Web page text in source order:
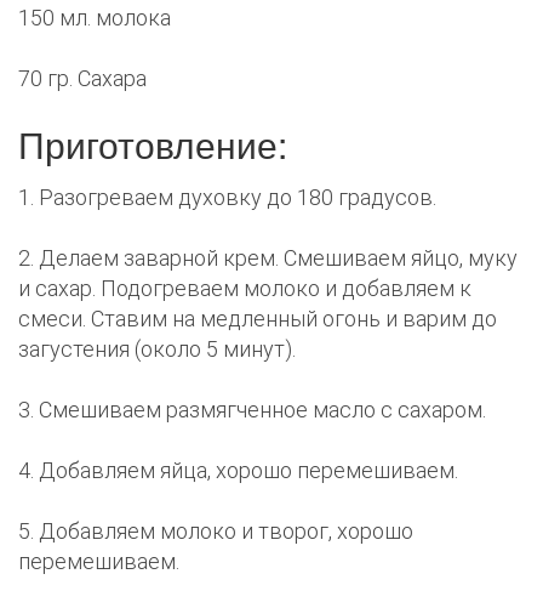
150 мл. молока
70 гр. Сахара
Приготовление:
1. Разогреваем духовку до 180 градусов.
2. Делаем заварной крем. Смешиваем яйцо, муку
и сахар. Подогреваем молоко и добавляем к
смеси. Ставим на медленный огонь и варим до
загустения (около 5 минут).
3. Смешиваем размягченное масло с сахаром.
4. Добавляем яйца, хорошо перемешиваем.
5. Добавляем молоко и творог, хорошо
перемешиваем.